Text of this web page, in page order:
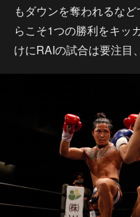
もダウンを奪われるな
らこそ1つの勝利をキッ
けにRAIの試合は要注目